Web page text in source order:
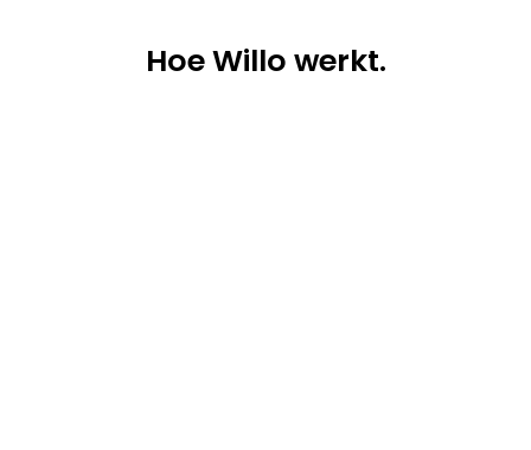
HoeWillo werkt.